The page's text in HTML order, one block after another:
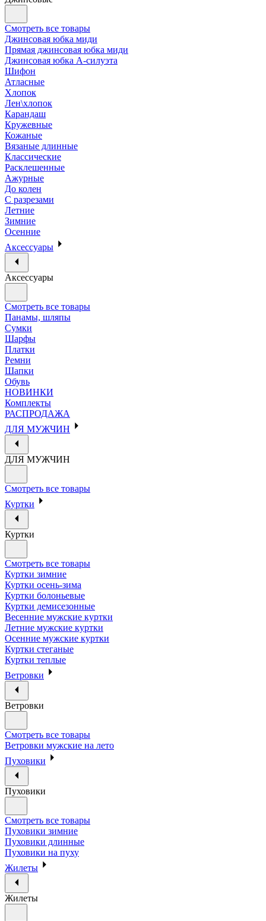
Смотреть все товары
Джинсовая юбка миди
Прямая джинсовая юбка миди
Джинсовая юбка А-силуэта
Шифон
Атласные
Хлопок
Лен\хлопок
Карандаш
Кружевные
Кожаные
Вязаные длинные
Классические
Расклешенные
Ажурные
До колен
С разрезами
Летние
Зимние
Осенние
Аксессуары
Аксессуары
Смотреть все товары
Панамы, шляпы
Сумки
Шарфы
Платки
Ремни
Шапки
Обувь
НОВИНКИ
Комплекты
РАСПРОДАЖА
ДЛЯ МУЖЧИН
ДЛЯ МУЖЧИН
Смотреть все товары
Куртки
Куртки
Смотреть все товары
Куртки зимние
Куртки осень-зима
Куртки болоньевые
Куртки демисезонные
Весенние мужские куртки
Летние мужские куртки
Осенние мужские куртки
Куртки стеганые
Куртки теплые
Ветровки
Ветровки
Смотреть все товары
Ветровки мужские на лето
Пуховики
Пуховики
Смотреть все товары
Пуховики зимние
Пуховики длинные
Пуховики на пуху
Жилеты
Жилеты